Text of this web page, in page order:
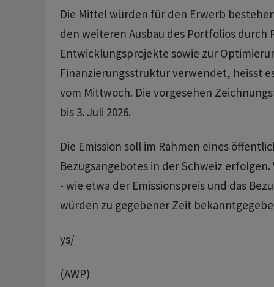
Die Mittel würden für den Erwerb
den weiteren Ausbau des Portfolios durch
Entwicklungsprojekte sowie zur
Finanzierungsstruktur verwendet, heisst
vom Mittwoch. Die vorgesehen
bis 3. Juli 2026.
Die Emission soll im Rahmen eines
Bezugsangebotes in der Schweiz
- wie etwa der Emissionspreis und das
würden zu gegebener Zeit
ys/
(AWP)